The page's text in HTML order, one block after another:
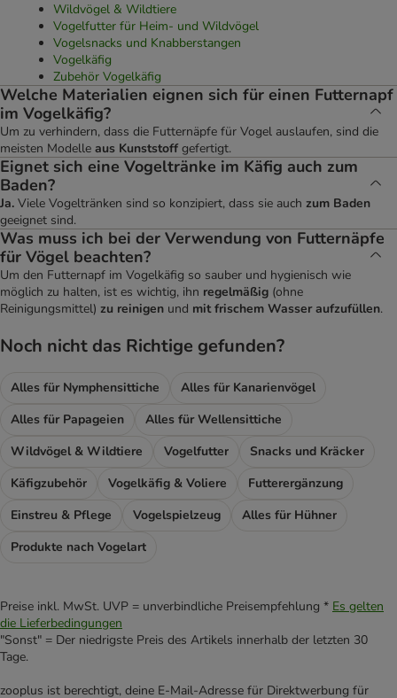
Wildvögel & Wildtiere
Vogelfutter für Heim- und Wildvögel
Vogelsnacks und Knabberstangen
Vogelkäfig
Zubehör Vogelkäfig
Welche Materialien eignen sich für einen Futternapf
im Vogelkäfig?
Um zu verhindern, dass die Futternäpfe für Vogel auslaufen, sind die
meisten Modelle aus Kunststoffgefertigt.
Eignet sich eine Vogeltränke im Käfig auch zum
Baden?
Ja. Viele Vogeltränken sind so konzipiert, dass sie auch zum Baden
geeignet sind.
Was muss ich bei der Verwendung von Futternäpfe
für Vögel beachten?
Um den Futternapf im Vogelkäfig so sauber und hygienisch wie
möglich zu halten, ist es wichtig, ihn regelmäßig (ohne
Reinigungsmittel) zu reinigen und mit frischem Wasser aufzufüllen.
Noch nicht das Richtige gefunden?
Alles für Nymphensittiche
Alles für Kanarienvögel
Alles für Papageien
Alles für Wellensittiche
Wildvögel & Wildtiere
Vogelfutter
Snacks und Kräcker
Käfigzubehör
Vogelkäfig & Voliere
Futterergänzung
Einstreu & Pflege
Vogelspielzeug
Alles für Hühner
Produkte nach Vogelart
Preise inkl. MwSt. UVP = unverbindliche Preisempfehlung * Es gelten
die Lieferbedingungen
"Sonst" = Der niedrigste Preis des Artikels innerhalb der letzten 30
Tage.
zooplus ist berechtigt, deine E-Mail-Adresse für Direktwerbung für